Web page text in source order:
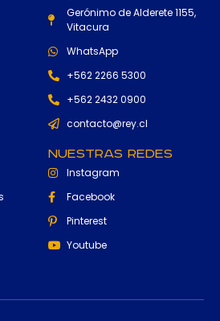
Gerónimo de Alderete 1155,
Vitacura
WhatsApp
+562 2266 5300
+562 2432 0900
contacto@rey.cl
Nuestras Redes
Instagram
Facebook
Pinterest
Youtube